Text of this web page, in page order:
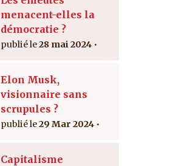
menacent-elles la
démocratie ?
28 mai 2024
Elon Musk,
visionnaire sans
scrupules ?
29 Mar 2024
Capitalisme